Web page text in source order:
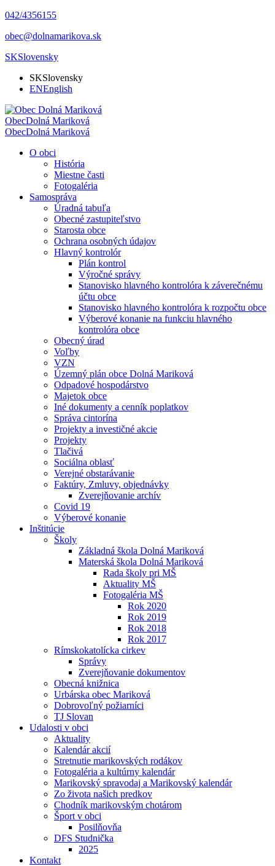
042/4356155
obec@dolnamarikova.sk
SKSlovensky
SKSlovensky
ENEnglish
ObecDolná Mariková
ObecDolná Mariková
O obci
História
Miestne časti
Fotogaléria
Samospráva
Úradná tabuľa
Obecné zastupiteľstvo
Starosta obce
Ochrana osobných údajov
Hlavný kontrolór
Plán kontrol
Výročné správy
Stanovisko hlavného kontrolóra k záverečnému
účtu obce
Stanovisko hlavného kontrolóra k rozpočtu obce
Výberové konanie na funkciu hlavného
kontrolóra obce
Obecný úrad
Voľby
VZN
Územný plán obce Dolná Mariková
Odpadové hospodárstvo
Majetok obce
Iné dokumenty a cenník poplatkov
Správa cintorína
Projekty a investičné akcie
Projekty
Tlačivá
Sociálna oblasť
Verejné obstarávanie
Faktúry, Zmluvy, objednávky
Zverejňovanie archív
Covid 19
Výberové konanie
Inštitúcie
Školy
Základná škola Dolná Mariková
Materská škola Dolná Mariková
Rada školy pri MŠ
Aktuality MŠ
Fotogaléria MŠ
Rok 2020
Rok 2019
Rok 2018
Rok 2017
Rímskokatolícka cirkev
Správy
Zverejňovanie dokumentov
Obecná knižnica
Urbárska obec Mariková
Dobrovoľný požiarníci
TJ Slovan
Udalosti v obci
Aktuality
Kalendár akcií
Stretnutie marikovských rodákov
Fotogaléria a kultúrny kalendár
Marikovský spravodaj a Marikovský kalendár
Zo života našich predkov
Chodník marikovským chotárom
Šport v obci
Posilňovňa
DFS Studnička
2025
Kontakt